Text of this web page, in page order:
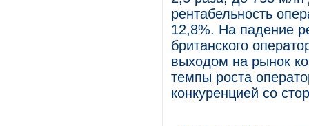
рентабельность
12,8%. На падение
британского
выходом на рынок
темпы роста
конкуренцией со